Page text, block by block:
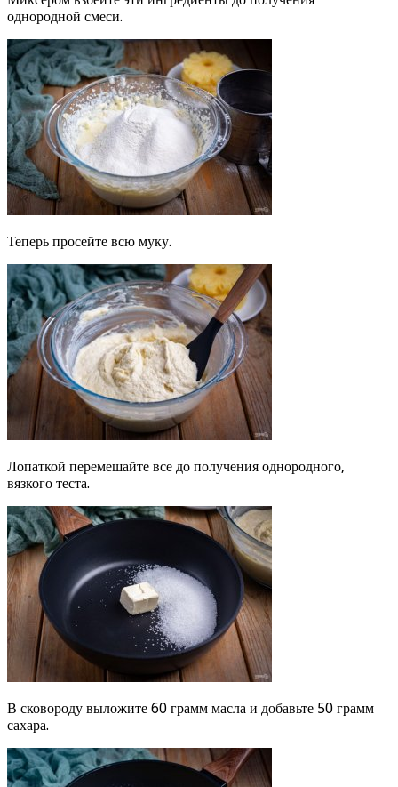
однородной смеси.
Теперь просейте всю муку.
Лопаткой перемешайте все до получения однородного,
вязкого теста.
В сковороду выложите 60 грамм масла и добавьте 50 грамм
сахара.